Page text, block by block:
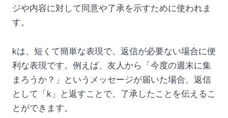
ジや内容に対して同意や了承を示すために使われま
す。
kは、短くて簡単な表現で、返信が必要ない場合に便
利な表現です。例えば、友人から「今度の週末に集
まろうか？」というメッセージが届いた場合、返信
として「k」と返すことで、了承したことを伝えるこ
とができます。